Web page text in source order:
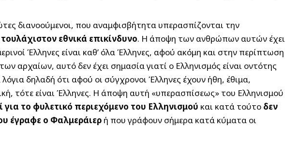
διανοούμενοι, που αναμφισβήτητα υπερασπίζονται την
τουλάχιστον εθνικά επικίνδυνο. Η άποψη των ανθρώπων αυτών έχει
Έλληνες είναι καθ’ όλα Έλληνες, αφού ακόμη και στην περίπτωση
αρχαίων, αυτό δεν έχει σημασία γιατί ο Ελληνισμός είναι οντότης
δηλαδή ότι αφού οι σύγχρονοι Έλληνες έχουν ήθη, έθιμα,
τότε είναι Έλληνες. Η άποψη αυτή «υπερασπίσεως» του Ελληνισμού
για το φυλετικό περιεχόμενο του Ελληνισμού και κατά τούτο δεν
έγραφε ο Φαλμεράιερ ή που γράφουν σήμερα κατά κύματα οι